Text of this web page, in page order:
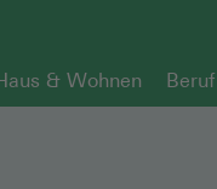
& Wohnen Beruf